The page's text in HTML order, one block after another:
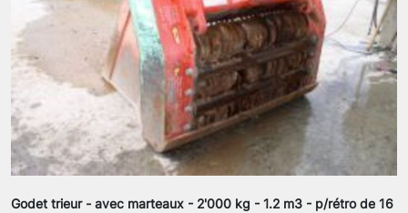
Godet trieur - avec marteaux - 2'000 kg - 1.2 m3 - p/rétro de 16